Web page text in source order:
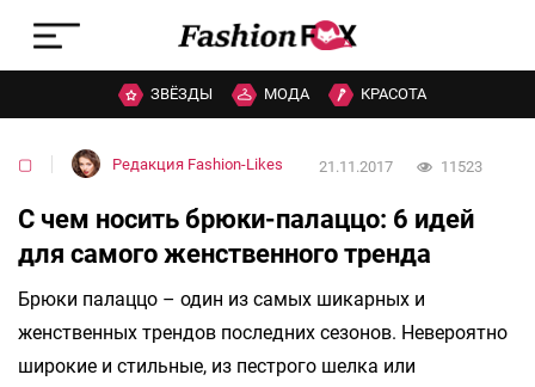
ЗВЁЗДЫ МОДА КРАСОТА
▢ Редакция Fashion-Likes 21.11.2017 11523
С чем носить брюки-палаццо: 6 идей
для самого женственного тренда
Брюки палаццо – один из самых шикарных и
женственных трендов последних сезонов. Невероятно
широкие и стильные, из пестрого шелка или